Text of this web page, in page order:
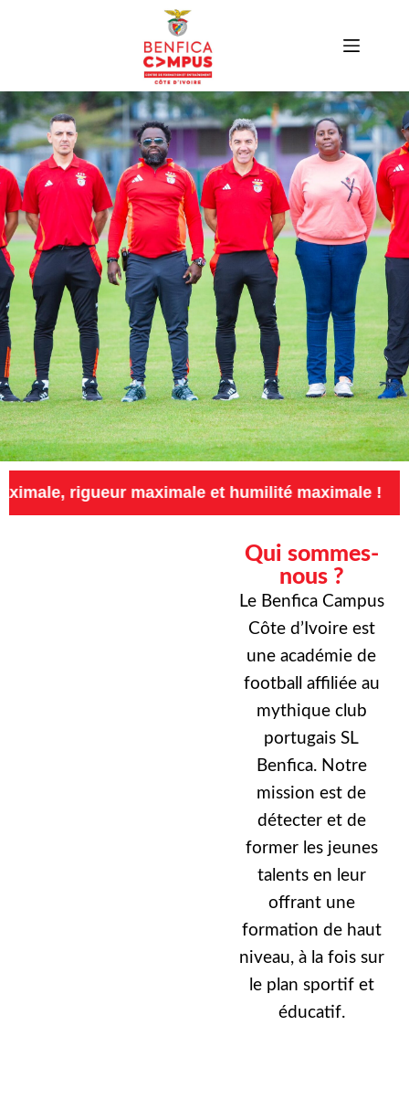
maximale et humilité maximale !
Qui sommes-
nous ?
Le Benfica Campus
Côte d’Ivoire est
une académie de
football affiliée au
mythique club
portugais SL
Benfica. Notre
mission est de
détecter et de
former les jeunes
talents en leur
offrant une
formation de haut
niveau, à la fois sur
le plan sportif et
éducatif.